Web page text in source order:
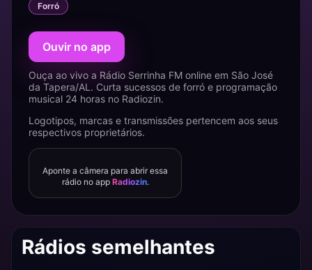
Forró
Ouvir no app
Ouça ao vivo a Rádio Serrinha FM online em São José
da Tapera/AL. Curta sucessos de forró e programação
musical 24 horas no Radiozin.
Logotipos, marcas e transmissões pertencem aos seus
respectivos proprietários.
Aponte a câmera para abrir essa
rádio no app Radiozin.
Rádios semelhantes